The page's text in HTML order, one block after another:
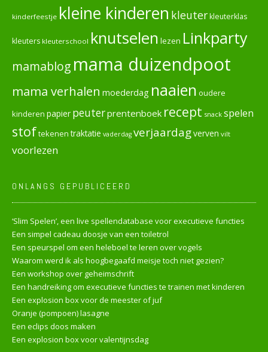
kinderfeestje kleine kinderen kleuterkleuterklas
kleuters kleuterschool knutselen lezen Linkparty
mamablog mama duizendpoot
mama verhalen moederdag naaien oudere
kinderen papier peuterprentenboek recept snack spelen
stoftekenen traktatie vaderdag verjaardagverven vilt
voorlezen
ONLANGS GEPUBLICEERD
‘Slim Spelen’, een live spellendatabase voor executieve functies
Een simpel cadeau doosje van een toiletrol
Een speurspel om een heleboel te leren over vogels
Waarom werd ik als hoogbegaafd meisje toch niet gezien?
Een workshop over geheimschrift
Een handreiking om executieve functies te trainen met kinderen
Een explosion box voor de meester of juf
Oranje (pompoen) lasagne
Een eclips doos maken
Een explosion box voor valentijnsdag